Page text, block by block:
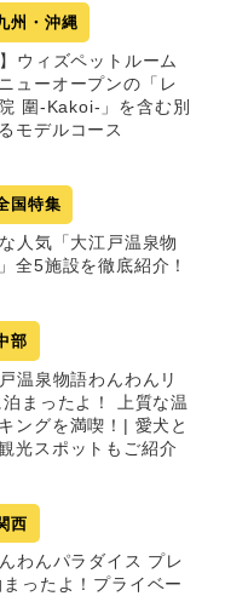
州・沖縄
ウィズペットルーム
ューオープンの「レ
圍-Kakoi-」を含む別
モデルコース
国特集
人気「大江戸温泉物
全5施設を徹底紹介！
部
温泉物語わんわんリ
まったよ！ 上質な温
ングを満喫！| 愛犬と
光スポットもご紹介
西
わんパラダイス プレ
ったよ！プライベー